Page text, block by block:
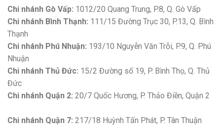
Chi nhánh Gò Vấp: 1012/20 Quang Trung, P.8, Q. Gò Vấp
Chi nhánh Bình Thạnh: 111/15 Đường Trục 30, P.13, Q. Bình
Thạnh
Chi nhánh Phú Nhuận: 193/10 Nguyễn Văn Trỗi, P.9, Q. Phú
Nhuận
Chi nhánh Thủ Đức: 15/2 Đường số 19, P. Bình Thọ, Q. Thủ
Đức
Chi nhánh Quận 2: 20/7 Quốc Hương, P. Thảo Điền, Quận 2
Chi nhánh Quận 7: 217/18 Huỳnh Tấn Phát, P. Tân Thuận